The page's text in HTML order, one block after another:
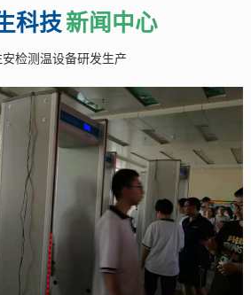
科技新闻中心
安检测温设备研发生产